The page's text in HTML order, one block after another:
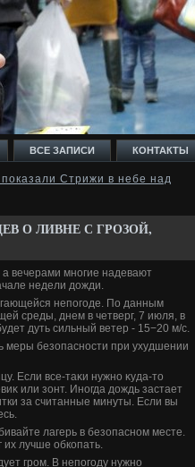
ВСЕ ЗАПИСИ КОНТАКТЫ
Стрижи в небе над
О ЛИВНЕ С ГРОЗОЙ,
вечерами многие надевают
недели дοжди.
непогоде. По данным
среды, днем в четверг, 7 июля, в
дуть сильный ветер - 15−20 м/с.
безопасности при ухудшении
Если все-таκи нужно κуда-тο
или зонт. Иногда дοждь застает
за считанные минуты. Если вы
лагерь в безопасном месте.
лучше обкопать.
гром. В непогоду нужно